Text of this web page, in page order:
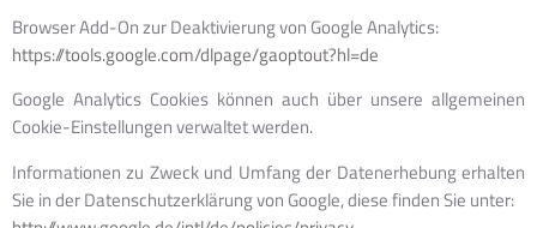
Browser Add-On zur Deaktivierung von Google Analytics:
https://tools.google.com/dlpage/gaoptout?hl=de
Google Analytics Cookies können auch über unsere allgemeinen
Cookie-Einstellungen verwaltet werden.
Informationen zu Zweck und Umfang der Datenerhebung erhalten
Sie in der Datenschutzerklärung von Google, diese finden Sie unter: